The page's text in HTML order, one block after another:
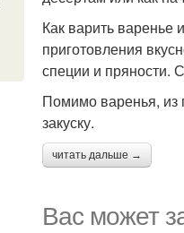
Как варить
приготовления
специи и пряности.
Помимо варенья, из
закуску.
читать дальше →
Вас может